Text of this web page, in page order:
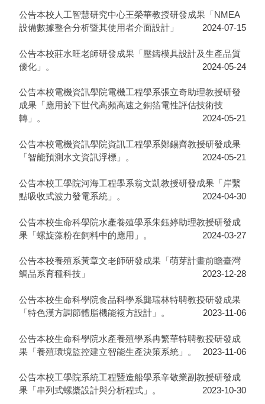
公告本校人工智慧研究中心王榮華教授研發成果「NMEA
設備數據整合分析暨其使用者介面設計」
2024-07-15
公告本校莊水旺老師研發成果「壓鑄模具設計及生產品質
優化」。
2024-05-24
公告本校電機資訊學院電機工程學系張立奇助理教授研發
成果「應用於下世代高頻高速之銅箔電性評估技術技
轉」。
2024-05-21
公告本校電機資訊學院資訊工程學系鄭錫齊教授研發成果
「智能預測水文資訊浮標」。
2024-05-21
公告本校工學院河海工程學系翁文凱教授研發成果「岸繫
點吸收式波力發電系統」。
2024-04-30
公告本校生命科學院水產養殖學系朱鈺婷助理教授研發成
果「螺旋藻粉在飼料中的應用」。
2024-03-27
公告本校養殖系黃章文老師研發成果「萌芽計畫前瞻臺灣
鯛品系育種科技」
2023-12-28
公告本校生命科學院食品科學系龔瑞林特聘教授研發成果
「特色漢方調節體脂機能複方設計」。
2023-11-06
公告本校生命科學院水產養殖學系冉繁華特聘教授研發成
果「養殖環境監控建立智能生產決策系統」。
2023-11-06
公告本校工學院系統工程暨造船學系辛敬業副教授研發成
果「串列式螺槳設計與分析程式」。
2023-10-30